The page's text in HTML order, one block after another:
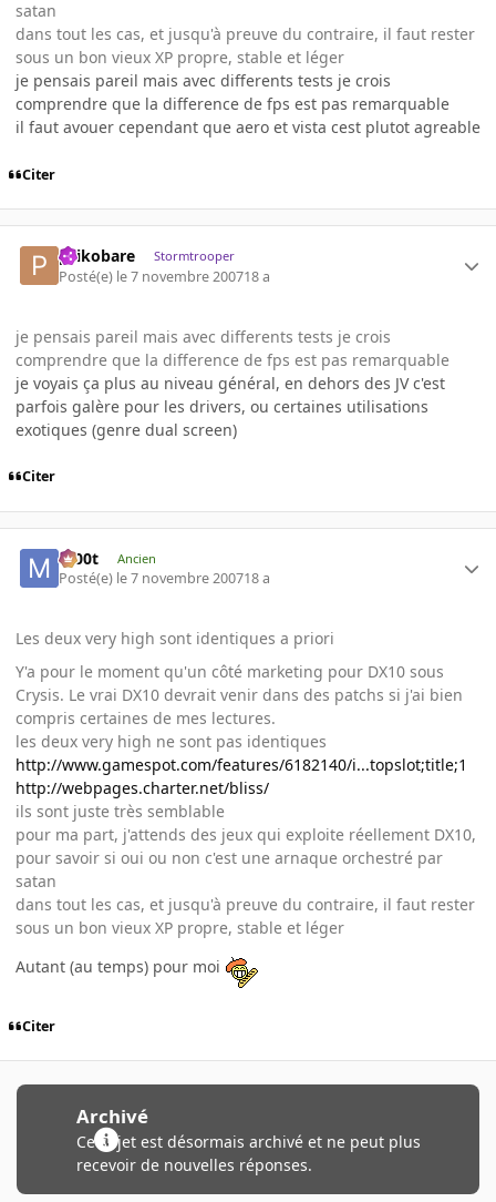
satan
dans tout les cas, et jusqu'à preuve du contraire, il faut rester
sous un bon vieux XP propre, stable et léger
je pensais pareil mais avec differents tests je crois
comprendre que la difference de fps est pas remarquable
il faut avouer cependant que aero et vista cest plutot agreable
Citer
psikobare Stormtrooper
Posté(e) le 7 novembre 200718 a
je pensais pareil mais avec differents tests je crois
comprendre que la difference de fps est pas remarquable
je voyais ça plus au niveau général, en dehors des JV c'est
parfois galère pour les drivers, ou certaines utilisations
exotiques (genre dual screen)
Citer
m00t Ancien
Posté(e) le 7 novembre 200718 a
Les deux very high sont identiques a priori
Y'a pour le moment qu'un côté marketing pour DX10 sous
Crysis. Le vrai DX10 devrait venir dans des patchs si j'ai bien
compris certaines de mes lectures.
les deux very high ne sont pas identiques
http://www.gamespot.com/features/6182140/i...topslot;title;1
http://webpages.charter.net/bliss/
ils sont juste très semblable
pour ma part, j'attends des jeux qui exploite réellement DX10,
pour savoir si oui ou non c'est une arnaque orchestré par
satan
dans tout les cas, et jusqu'à preuve du contraire, il faut rester
sous un bon vieux XP propre, stable et léger
Autant (au temps) pour moi
Citer
Archivé
Ce sujet est désormais archivé et ne peut plus
recevoir de nouvelles réponses.